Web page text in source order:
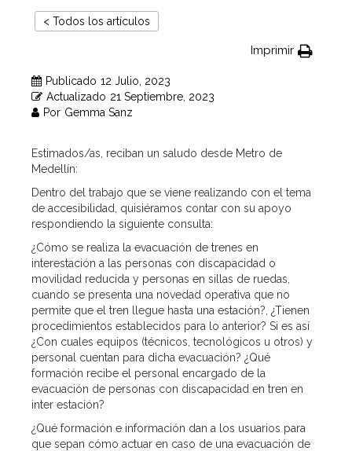
< Todos los artículos
Imprimir
Publicado 12 Julio, 2023
Actualizado 21 Septiembre, 2023
Por Gemma Sanz
Estimados/as, reciban un saludo desde Metro de
Medellín:
Dentro del trabajo que se viene realizando con el tema
de accesibilidad, quisiéramos contar con su apoyo
respondiendo la siguiente consulta:
¿Cómo se realiza la evacuación de trenes en
interestación a las personas con discapacidad o
movilidad reducida y personas en sillas de ruedas,
cuando se presenta una novedad operativa que no
permite que el tren llegue hasta una estación?, ¿Tienen
procedimientos establecidos para lo anterior? Si es así
¿Con cuales equipos (técnicos, tecnológicos u otros) y
personal cuentan para dicha evacuación? ¿Qué
formación recibe el personal encargado de la
evacuación de personas con discapacidad en tren en
inter estación?
¿Qué formación e información dan a los usuarios para
que sepan cómo actuar en caso de una evacuación de